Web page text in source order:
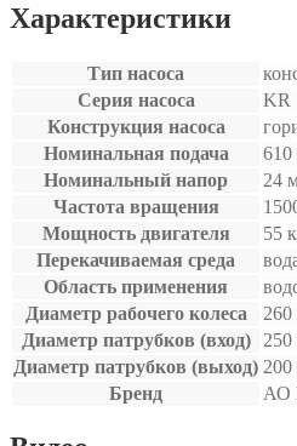
Характеристики
Тип насоса
Серия насоса
KR
Конструкция насоса
Номинальная подача
610
Номинальный напор
24
Частота вращения
Мощность двигателя
55
Перекачиваемая среда
Область применения
Диаметр рабочего колеса
Диаметр патрубков (вход)
Диаметр патрубков (выход)
Бренд
АО